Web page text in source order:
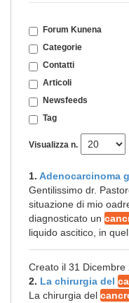
Forum Kunena
Categorie
Contatti
Articoli
Newsfeeds
Tag
Visualizza n.
1. Adenocarcinoma
Gentilissimo dr.
situazione di mio
diagnosticato un
liquido ascitico, in
Creato il 31 Dicembre
2. La chirurgia del
La chirurgia del